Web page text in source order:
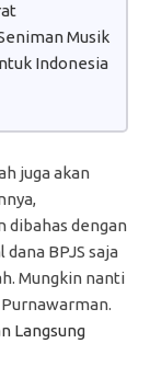
Musik
Indonesia
juga akan
dibahas dengan
BPJS saja
Mungkin nanti
Langsung